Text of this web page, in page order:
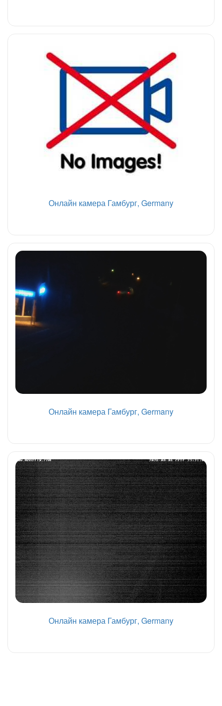
Онлайн камера Гамбург, Germany
Онлайн камера Гамбург, Germany
Онлайн камера Гамбург, Germany